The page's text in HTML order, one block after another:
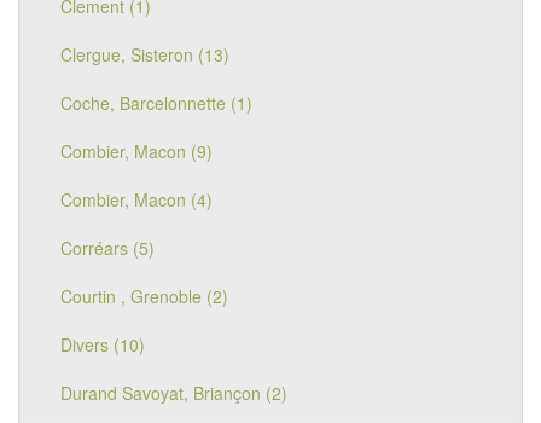
Clement (1)
Clergue, Sisteron (13)
Coche, Barcelonnette (1)
Combier, Macon (9)
Combier, Macon (4)
Corréars (5)
Courtin , Grenoble (2)
Divers (10)
Durand Savoyat, Briançon (2)